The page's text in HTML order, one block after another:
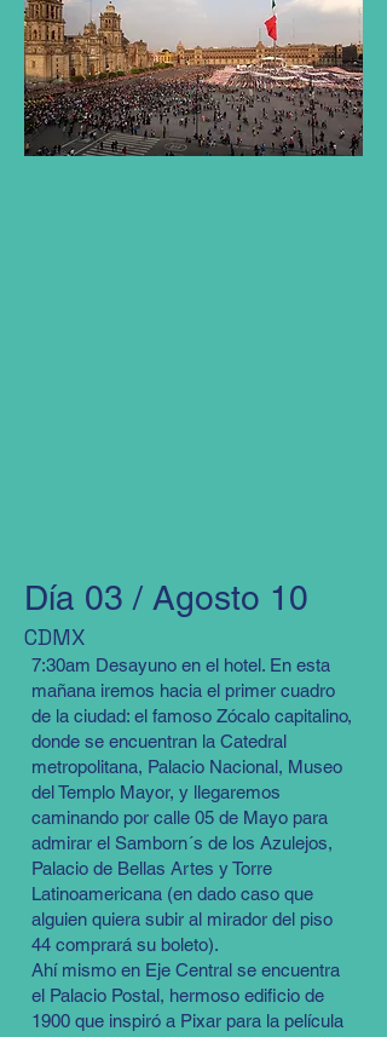
Día 03 / Agosto 10
CDMX
7:30am Desayuno en el hotel. En esta
mañana iremos hacia el primer cuadro
de la ciudad: el famoso Zócalo capitalino,
donde se encuentran la Catedral
metropolitana, Palacio Nacional, Museo
del Templo Mayor, y llegaremos
caminando por calle 05 de Mayo para
admirar el Samborn´s de los Azulejos,
Palacio de Bellas Artes y Torre
Latinoamericana (en dado caso que
alguien quiera subir al mirador del piso
44 comprará su boleto).
Ahí mismo en Eje Central se encuentra
el Palacio Postal, hermoso edificio de
1900 que inspiró a Pixar para la película